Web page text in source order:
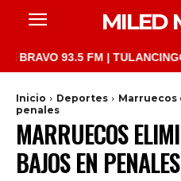
MILED
93.5 FM | TULANCINGO
Inicio Deportes
Marruecos
penales
MARRUECOS
BAJOS EN PENALES